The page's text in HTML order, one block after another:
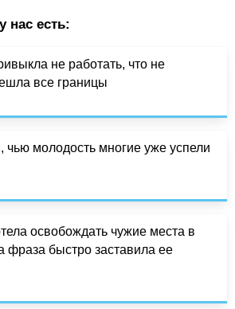
нас есть:
не работать, что не
все границы
чью молодость многие уже успели
освобождать чужие места в
фраза быстро заставила ее